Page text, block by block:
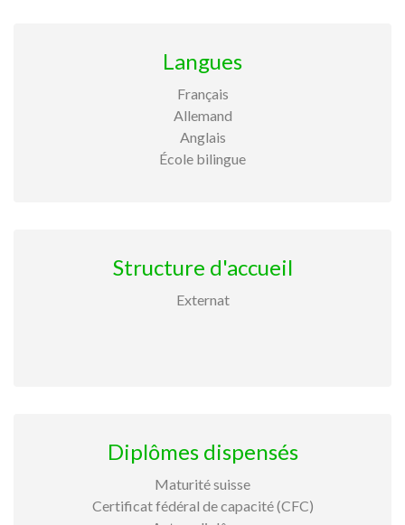
Langues
Français
Allemand
Anglais
École bilingue
Structure d'accueil
Externat
Diplômes dispensés
Maturité suisse
Certificat fédéral de capacité (CFC)